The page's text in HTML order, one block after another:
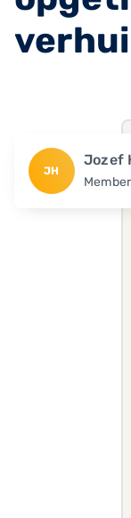
JH
Jozef
Member